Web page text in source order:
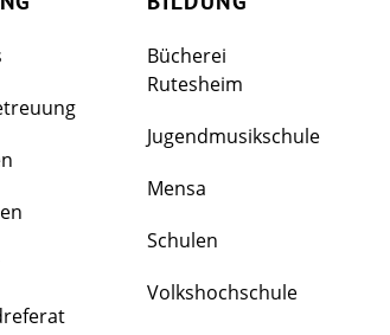
FAMILIE
BILDUNG
Bücherei
Rutesheim
Jugendmusikschule
Mensa
Schulen
Volkshochschule